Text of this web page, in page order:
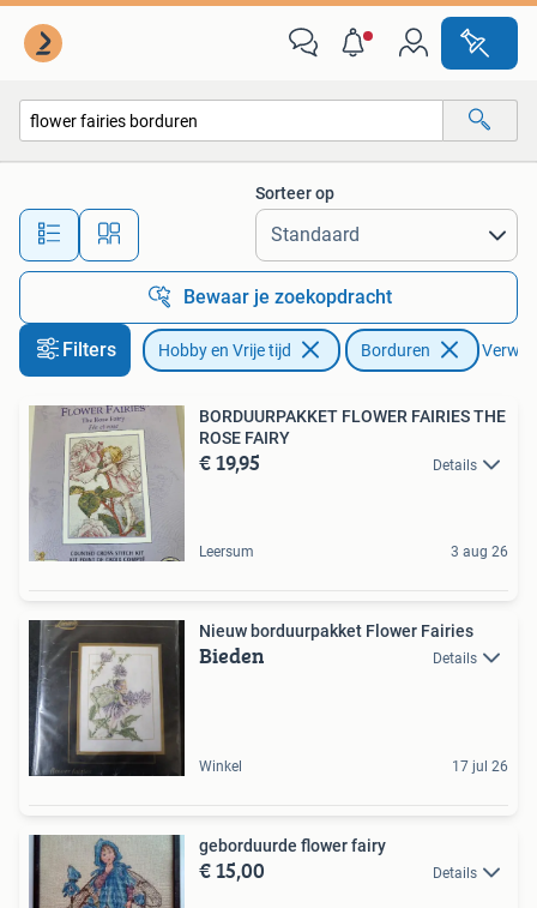
Alle afstanden…
Sorteer op
Bewaar je zoekopdracht
Filters Hobby en Vrije tijd Borduren
BORDUURPAKKET FLOWER FAIRIES THE
ROSE FAIRY
€ 19,95 Details
Leersum 3 aug 26
Nieuw borduurpakket Flower Fairies
Bieden Details
Winkel 17 jul 26
geborduurde flower fairy
€ 15,00 Details